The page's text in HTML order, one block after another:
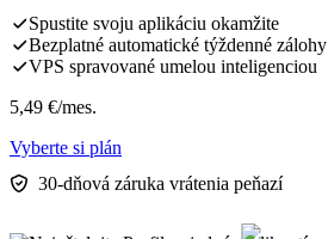
Spustite svoju aplikáciu okamžite
Bezplatné automatické týždenné zálohy
VPS spravované umelou inteligenciou
5,49 €/mes.
Vyberte si plán
30-dňová záruka vrátenia peňazí